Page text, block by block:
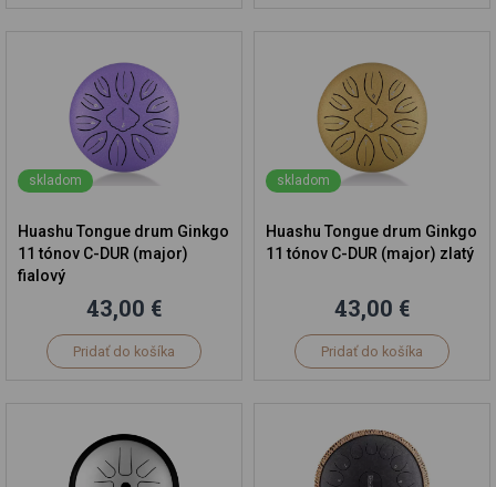
skladom
Huashu Tongue drum Ginkgo
11 tónov C-DUR (major)
fialový
43,00 €
Pridať do košíka
skladom
Huashu Tongue drum Ginkgo
11 tónov C-DUR (major) zlatý
43,00 €
Pridať do košíka